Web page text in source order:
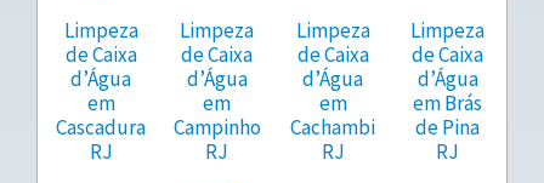
Limpeza
de Caixa
d’Água
em
Cascadura
RJ
Limpeza
de Caixa
d’Água
em
Campinho
RJ
Limpeza
de Caixa
d’Água
em
Cachambi
RJ
Limpeza
de Caixa
d’Água
em Brás
de Pina
RJ